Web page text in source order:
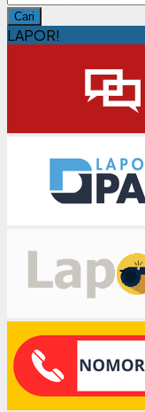
Cari
LAPOR!